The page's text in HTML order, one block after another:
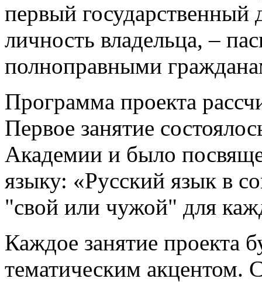
первый
личность владельца, –
полноправными
Программа проекта
Первое занятие
Академии и было
языку: «Русский язык в
"свой или чужой" для
Каждое занятие проекта
тематическим акцентом.